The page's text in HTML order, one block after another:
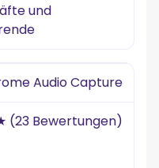
und
Audio Capture
(23 Bewertungen)